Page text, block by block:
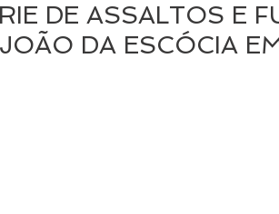
DE ASSALTOS E
DA ESCÓCIA